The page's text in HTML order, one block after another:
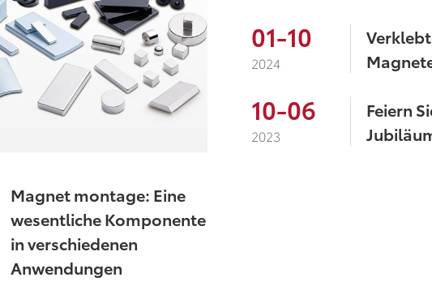
Magnet montage: Eine
wesentliche Komponente
in verschiedenen
Anwendungen
01-10
2024
10-06
2023
Feiern